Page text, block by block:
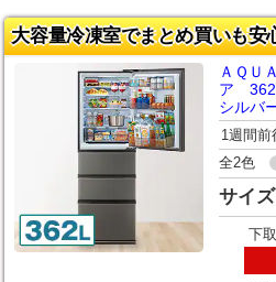
大容量冷凍室でまとめ買いも安
ＡＱ
ア
シルバ
1週間前
全2色
サイズ
下